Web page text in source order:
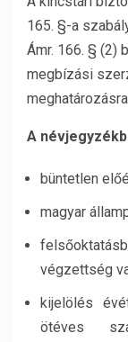
165. §-a
Ámr. 166. § (2)
megbízási
A
büntetlen
magyar
végzettség
kijelölés
ötéves